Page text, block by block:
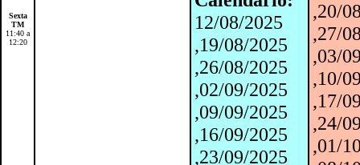
Sexta
TM
11:40 a
12:20
12/08/2025
,19/08/2025
,26/08/2025
,02/09/2025
,09/09/2025
,16/09/2025
,23/09/2025
,20/
,27/
,03/
,10/
,17/
,24/
,01/